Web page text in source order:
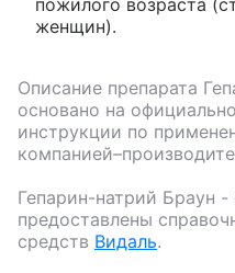
пожилого возраста
женщин).
Описание препарата
основано на
инструкции по
Гепарин-натрий Браун -
предоставлены
средств Видаль.